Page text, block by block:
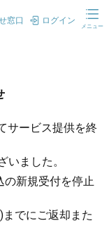
窓口 ログイン
メニュー
サービス提供を終
いました。
の新規受付を停止
でにご返却また